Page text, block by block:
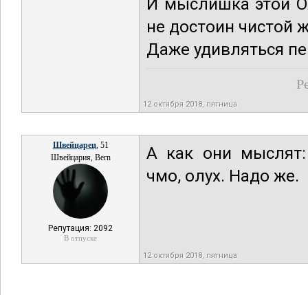
И мыслишка этой
не достоин чистой
Даже удивляться
12 октября 2018, пятница
Швейцарец, 51
Швейцария, Bern
Репутация: 2092
В отпуске
А как они мыслят:
чмо, олух. Надо же.
12 октября 2018, пятница